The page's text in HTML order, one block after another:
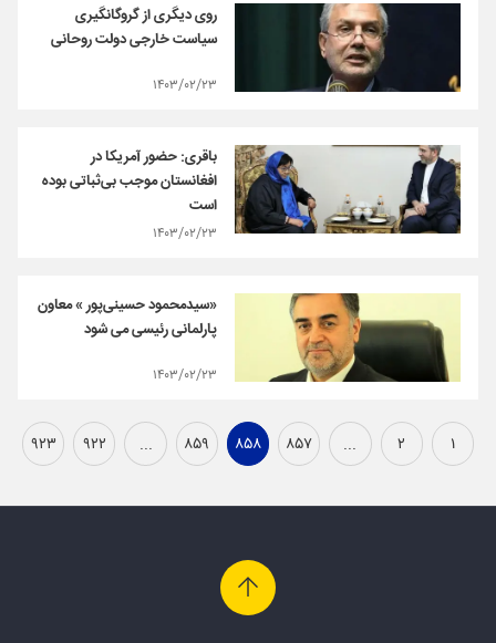
روی دیگری از گروگانگیری
سیاست خارجی دولت روحانی
۱۴۰۳/۰۲/۲۳
باقری: حضور آمریکا در
افغانستان موجب بی‌ثباتی بوده
است
۱۴۰۳/۰۲/۲۳
«سیدمحمود حسینی‌پور » معاون
پارلمانی رئیسی می شود
۱۴۰۳/۰۲/۲۳
۱ ۲ ... ۸۵۷ ۸۵۸ ۸۵۹ ... ۹۲۲ ۹۲۳